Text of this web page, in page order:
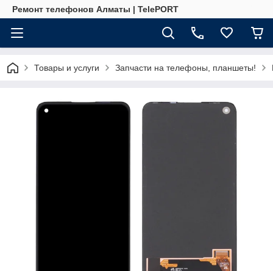
Ремонт телефонов Алматы | TelePORT
Товары и услуги Запчасти на телефоны, планшеты!